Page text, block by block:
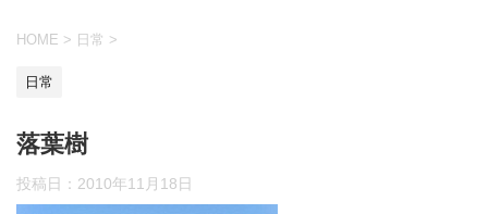
HOME > 日常 >
日常
落葉樹
投稿日： 2010年11月18日